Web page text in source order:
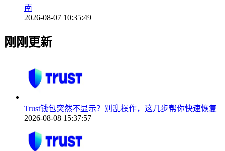
南
2026-08-07 10:35:49
刚刚更新
Trust钱包突然不显示？别乱操作，这几步帮你快速恢复
2026-08-08 15:37:57